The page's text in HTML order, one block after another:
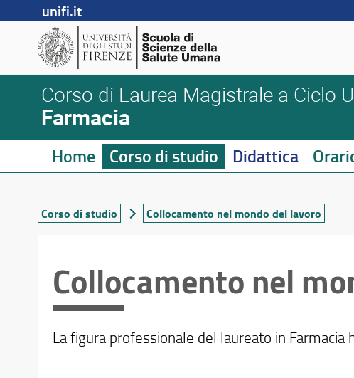
unifi.it
Corso di Laurea Magistrale a Ciclo
Farmacia
Home Corso di studio Didattica
Corso di studio Collocamento nel mondo del lavoro
Collocamento nel
La figura professionale del laureato in